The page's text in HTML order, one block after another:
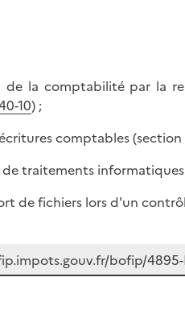
de la comptabilité par la
10) ;
comptables (section
traitements
de fichiers lors d'un